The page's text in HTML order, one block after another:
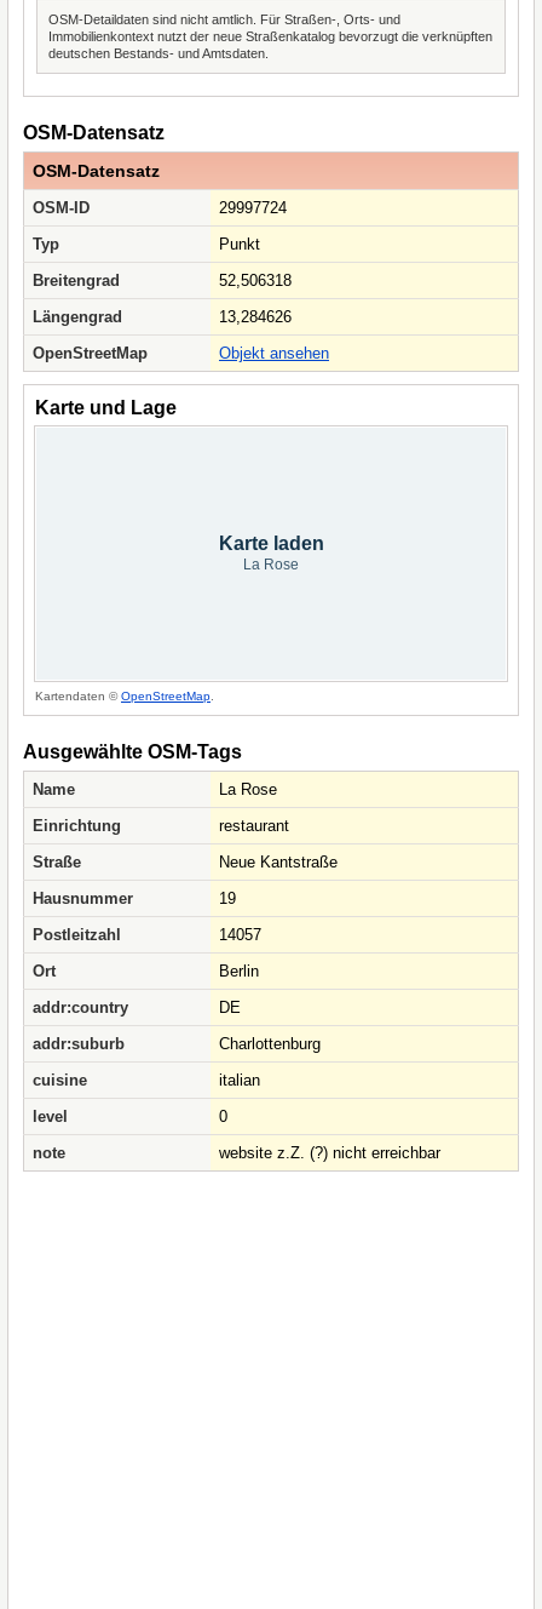
OSM-Detaildaten sind nicht amtlich. Für Straßen-, Orts- und
Immobilienkontext nutzt der neue Straßenkatalog bevorzugt die verknüpften
deutschen Bestands- und Amtsdaten.
OSM-Datensatz
OSM-Datensatz
OSM-ID
29997724
Typ
Punkt
Breitengrad
52,506318
Längengrad
13,284626
OpenStreetMap
Objekt ansehen
Karte und Lage
Karte laden
La Rose
Kartendaten ©OpenStreetMap
Ausgewählte OSM-Tags
Name
La Rose
Einrichtung
restaurant
Straße
Neue Kantstraße
Hausnummer
19
Postleitzahl
14057
Ort
Berlin
addr:country
DE
addr:suburb
Charlottenburg
cuisine
italian
level
0
note
website z.Z. (?) nicht erreichbar